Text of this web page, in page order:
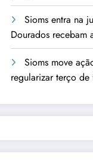
Sioms entra na
Dourados recebam
Sioms move
regularizar terço de